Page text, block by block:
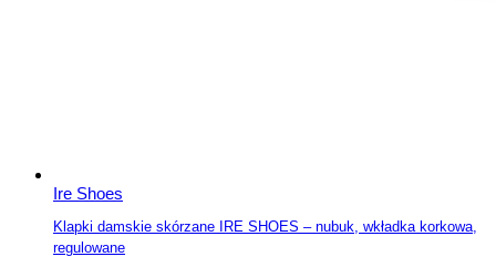
Ire Shoes
Klapki damskie skórzane IRE SHOES – nubuk, wkładka korkowa,
regulowane